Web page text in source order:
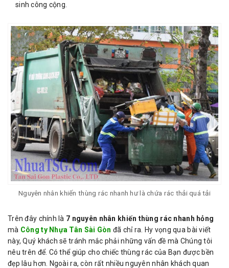
sinh công cộng.
Nguyên nhân khiến thùng rác nhanh hư là chứa rác thải quá tải
Trên đây chính là 7 nguyên nhân khiến thùng rác nhanh hỏng
mà Công ty Nhựa Tân Sài Gòn đã chỉ ra. Hy vọng qua bài viết
này, Quý khách sẽ tránh mắc phải những vấn đề mà Chúng tôi
nêu trên để. Có thể giúp cho chiếc thùng rác của Bạn được bền
đẹp lâu hơn. Ngoài ra, còn rất nhiều nguyên nhân khách quan